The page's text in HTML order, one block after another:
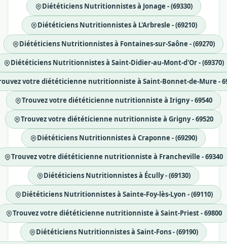
Diététiciens Nutritionnistes à Jonage - (69330)
Diététiciens Nutritionnistes à L'Arbresle - (69210)
Diététiciens Nutritionnistes à Fontaines-sur-Saône - (69270)
Diététiciens Nutritionnistes à Saint-Didier-au-Mont-d'Or - (69370)
votre diététicienne nutritionniste à Saint-Bonnet-de-Mure -
Trouvez votre diététicienne nutritionniste à Irigny - 69540
Trouvez votre diététicienne nutritionniste à Grigny - 69520
Diététiciens Nutritionnistes à Craponne - (69290)
Trouvez votre diététicienne nutritionniste à Francheville - 69340
Diététiciens Nutritionnistes à Écully - (69130)
Diététiciens Nutritionnistes à Sainte-Foy-lès-Lyon - (69110)
Trouvez votre diététicienne nutritionniste à Saint-Priest - 69800
Diététiciens Nutritionnistes à Saint-Fons - (69190)